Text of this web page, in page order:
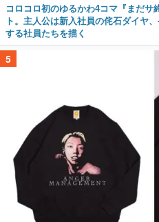
コロコロ初のゆるかわ4コマ『まだ
ト。主人公は新入社員の侘石ダイヤ
する社員たちを描く
5